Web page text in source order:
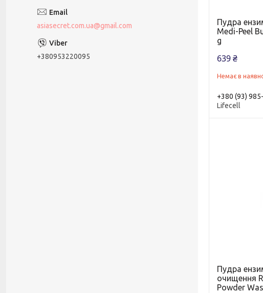
Пудра
Medi-Peel
g
639 ₴
Немає в
+380 (93)
Lifecell
Пудра
очищення
Powder
asiasecret.com.ua@gmail.com
+380953220095